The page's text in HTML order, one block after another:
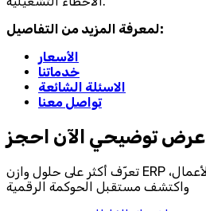
لمعرفة المزيد من التفاصيل:
الأسعار
خدماتنا
الاسئلة الشائعة
تواصل معنا
تعرّف أكثر على حلول وازن ERP المتكاملة لتشغيل الأعمال،
واكتشف مستقبل الحوكمة الرقمية